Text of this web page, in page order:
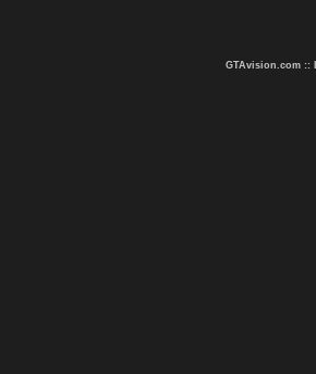
GTAvision.com ::